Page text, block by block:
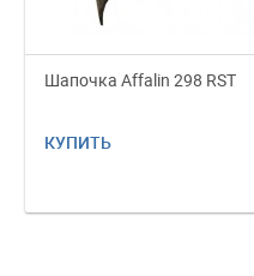
Шапочка Affalin 298 RST
КУПИТЬ